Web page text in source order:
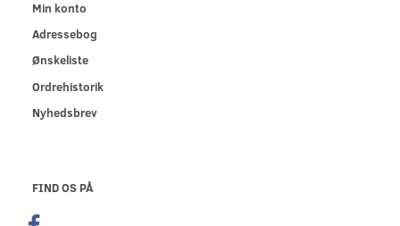
Min konto
Adressebog
Ønskeliste
Ordrehistorik
Nyhedsbrev
FIND OS PÅ